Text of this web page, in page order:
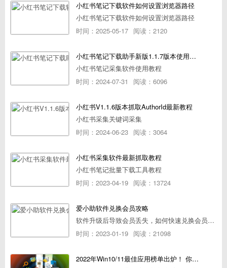
小红书笔记下载软件如何设置浏览器路径
小红书笔记下载软件如何设置浏览器路径
时间：2025-05-17 阅读：2120
小红书笔记下载助手新版1.1.7版本使用教程
小红书笔记采集软件使用教程
时间：2024-07-31
阅读：6096
小红书V1.1.6版本抓取AuthorId最新教程
小红书采集关键词采集
时间：2024-06-23 阅读：3064
小红书采集软件最新抓取教程
小红书笔记批量下载工具教程
时间：2023-04-19 阅读：13724
爱小助软件兑换会员攻略
软件升级后导致会员丢失，如何快速兑换会员详细攻略
时间：2023-01-19 阅读：21098
2022年Win10/11最佳应用榜单出炉！ 你都用过几个？